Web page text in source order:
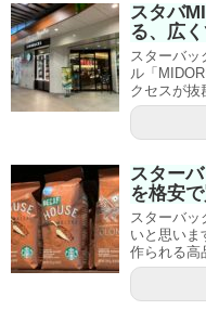
スタバ
る、広
スターバ
ル「
クセスが抜
スター
を格安
スターバッ
いと思いま
作られる高